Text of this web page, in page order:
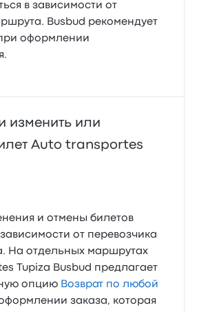
в зависимости от
Busbud рекомендует
оформлении
изменить или
Auto transportes
и отмены билетов
от перевозчика
На отдельных маршрутах
Tupiza Busbud предлагает
опцию Возврат по любой
заказа, которая